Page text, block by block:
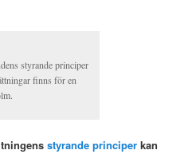
styrande principer
finns för en
styrande principer kan